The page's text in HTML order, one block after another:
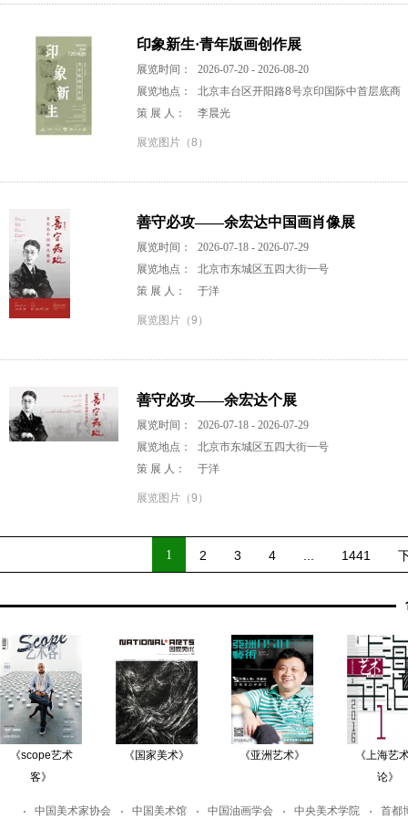
印象新生·青年版画创作展
展览时间：
2026-07-20 - 2026-08-20
展览地点：
北京丰台区开阳路8号京印国际中首层底商
策 展 人：
李晨光
展览图片（8）
善守必攻——余宏达中国画肖像展
展览时间：
2026-07-18 - 2026-07-29
展览地点：
北京市东城区五四大街一号
策 展 人：
于洋
展览图片（9）
善守必攻——余宏达个展
展览时间：
2026-07-18 - 2026-07-29
展览地点：
北京市东城区五四大街一号
策 展 人：
于洋
展览图片（9）
1 2 3 4 1441
《scope艺术
客》
《国家美术》 《亚洲艺术》
《上海艺
论》
中国美术家协会 中国美术馆 中国油画学会 中央美术学院
首都